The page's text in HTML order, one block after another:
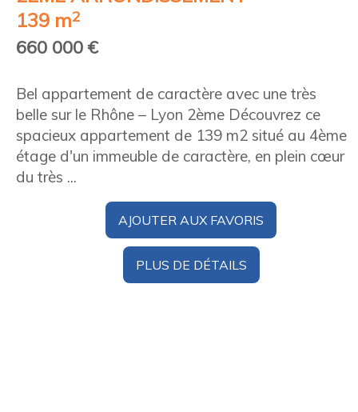
139 m2
660 000 €
Bel appartement de caractère avec une très
belle sur le Rhône – Lyon 2ème Découvrez ce
spacieux appartement de 139 m2 situé au 4ème
étage d'un immeuble de caractère, en plein cœur
du très ...
AJOUTER AUX FAVORIS
PLUS DE DÉTAILS